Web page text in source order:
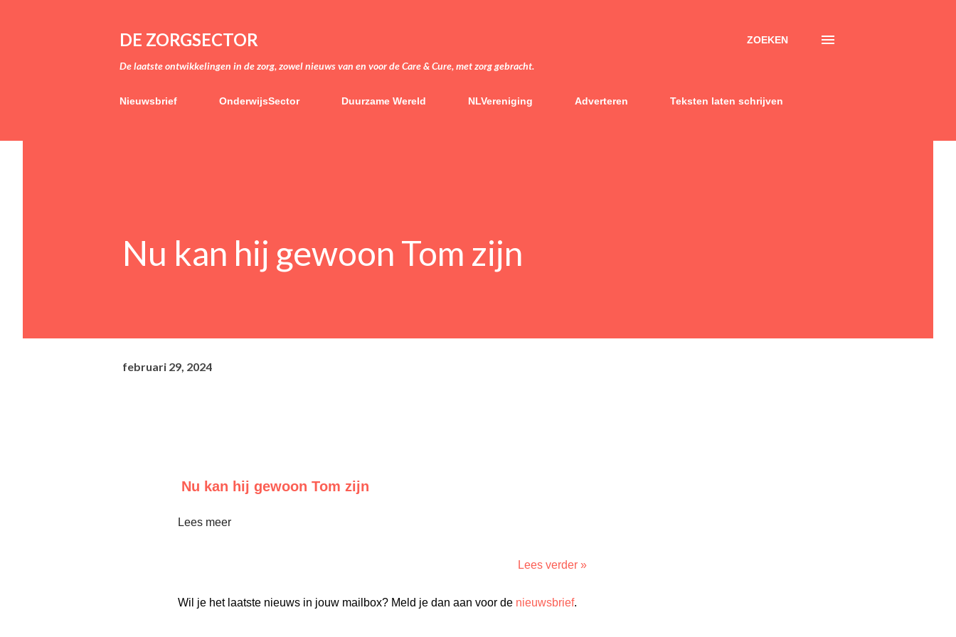
DE ZORGSECTOR
De laatste ontwikkelingen in de zorg, zowel nieuws van en voor de Care & Cure, met zorg gebracht.
ZOEKEN
Nieuwsbrief OnderwijsSector Duurzame Wereld NLVereniging Adverteren Teksten laten schrijven
Nu kan hij gewoon Tom zijn
februari 29, 2024
Nu kan hij gewoon Tom zijn
Lees meer
Lees verder »
Wil je het laatste nieuws in jouw mailbox? Meld je dan aan voor de nieuwsbrief.